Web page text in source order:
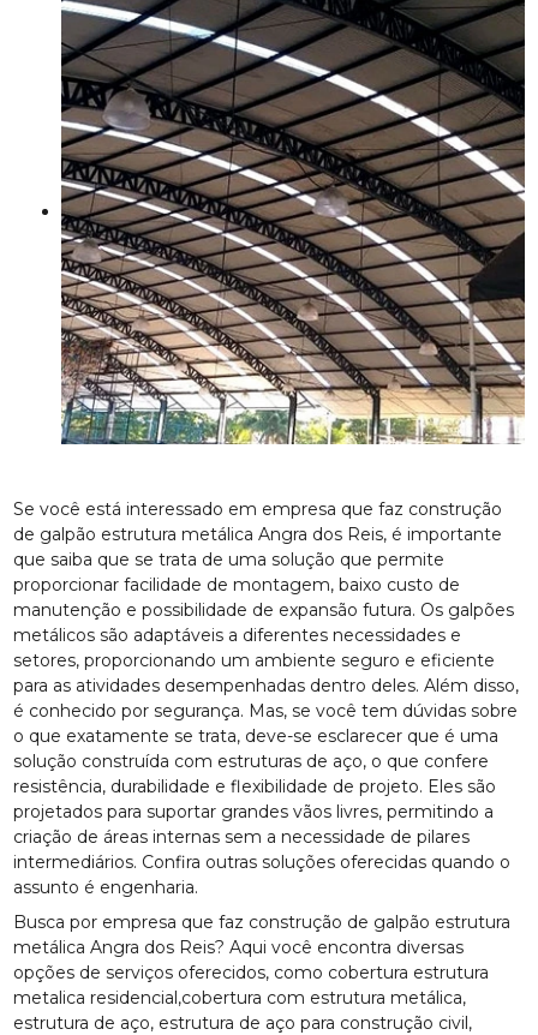
Se você está interessado em empresa que faz construção
de galpão estrutura metálica Angra dos Reis, é importante
que saiba que se trata de uma solução que permite
proporcionar facilidade de montagem, baixo custo de
manutenção e possibilidade de expansão futura. Os galpões
metálicos são adaptáveis a diferentes necessidades e
setores, proporcionando um ambiente seguro e eficiente
para as atividades desempenhadas dentro deles. Além disso,
é conhecido por segurança. Mas, se você tem dúvidas sobre
o que exatamente se trata, deve-se esclarecer que é uma
solução construída com estruturas de aço, o que confere
resistência, durabilidade e flexibilidade de projeto. Eles são
projetados para suportar grandes vãos livres, permitindo a
criação de áreas internas sem a necessidade de pilares
intermediários. Confira outras soluções oferecidas quando o
assunto é engenharia.
Busca por empresa que faz construção de galpão estrutura
metálica Angra dos Reis? Aqui você encontra diversas
opções de serviços oferecidos, como cobertura estrutura
metalica residencial,cobertura com estrutura metálica,
estrutura de aço, estrutura de aço para construção civil,